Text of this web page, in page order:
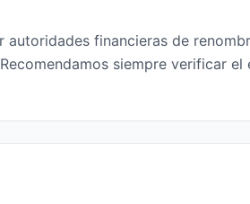
financieras de
siempre verificar